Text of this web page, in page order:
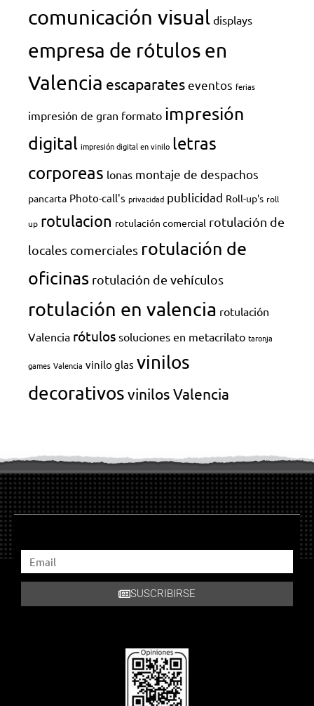
comunicación visual displays
empresa de rótulos en
Valencia escaparateseventos ferias
impresión de gran formato impresión
digital impresión digital en vinilo letras
corporeas lonas montaje de despachos
pancarta Photo-call's privacidad publicidad Roll-up's roll
up rotulacion rotulación comercial rotulación de
locales comerciales rotulación de
oficinas rotulación de vehículos
rotulación en valencia rotulación
Valencia rótulos soluciones en metacrilato taronja
games Valencia vinilo glas vinilos
decorativosvinilos Valencia
SUSCRIBIRSE